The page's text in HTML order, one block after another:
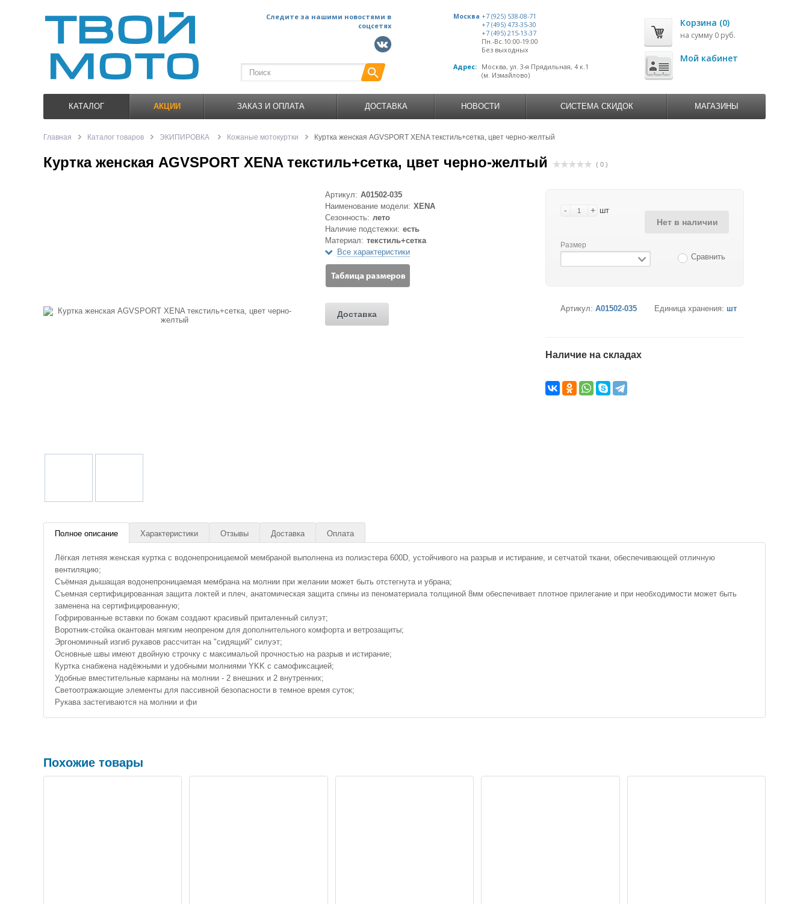
Следите за нашими новостями в
соцсетях
Москва +7 (925) 538-08-71
+7 (495) 473-35-30
+7 (495) 215-13-37
Пн.-Вс.10:00-19:00
Без выходных
Адрес:
Москва, ул. 3-я Прядильная, 4 к.1
(м. Измайлово)
Корзина (0)
на сумму 0 руб.
Мой кабинет
КАТАЛОГ АКЦИИ ЗАКАЗ И ОПЛАТА ДОСТАВКА НОВОСТИ СИСТЕМА СКИДОК МАГАЗИНЫ
Главная Каталог товаров ЭКИПИРОВКА Кожаные мотокуртки Куртка женская AGVSPORT XENA текстиль+сетка, цвет черно-желтый
Куртка женская AGVSPORT XENA текстиль+сетка, цвет черно-желтый ( 0 )
- + шт
Нет в наличии
Размер
Сравнить
Артикул: A01502-035 Единица хранения: шт
Наличие на складах
Артикул: A01502-035
Наименование модели: XENA
Сезонность: лето
Наличие подстежки: есть
Материал: текстиль+сетка
Все характеристики
Доставка
Полное описание Характеристики Отзывы Доставка Оплата
Лёгкая летняя женская куртка с водонепроницаемой мембраной выполнена из полиэстера 600D, устойчивого на разрыв и истирание, и сетчатой ткани, обеспечивающей отличную
вентиляцию;
Съёмная дышащая водонепроницаемая мембрана на молнии при желании может быть отстегнута и убрана;
Съемная сертифицированная защита локтей и плеч, анатомическая защита спины из пеноматериала толщиной 8мм обеспечивает плотное прилегание и при необходимости может быть
заменена на сертифицированную;
Гофрированные вставки по бокам создают красивый приталенный силуэт;
Воротник-стойка окантован мягким неопреном для дополнительного комфорта и ветрозащиты;
Эргономичный изгиб рукавов рассчитан на "сидящий" силуэт;
Основные швы имеют двойную строчку с максимальой прочностью на разрыв и истирание;
Куртка снабжена надёжными и удобными молниями YKK с самофиксацией;
Удобные вместительные карманы на молнии - 2 внешних и 2 внутренних;
Светоотражающие элементы для пассивной безопасности в темное время суток;
Рукава застегиваются на молнии и фи
Похожие товары